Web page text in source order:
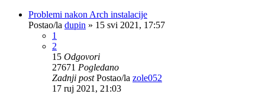
Problemi nakon Arch instalacije
Postao/la dupin » 15 svi 2021, 17:57
1
2
15 Odgovori
27671 Pogledano
Zadnji postPostao/la zole052
17 ruj 2021, 21:03